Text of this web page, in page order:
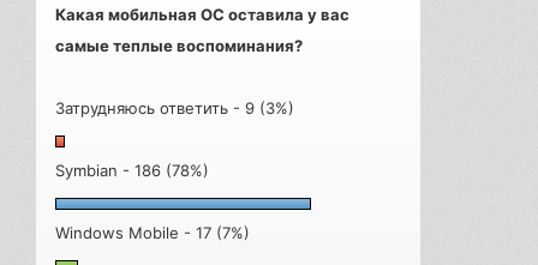
Какая мобильная ОС оставила у вас
самые теплые воспоминания?
Затрудняюсь ответить - 9 (3%)
Symbian - 186 (78%)
Windows Mobile - 17 (7%)